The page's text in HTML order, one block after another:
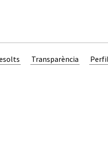
Transparència